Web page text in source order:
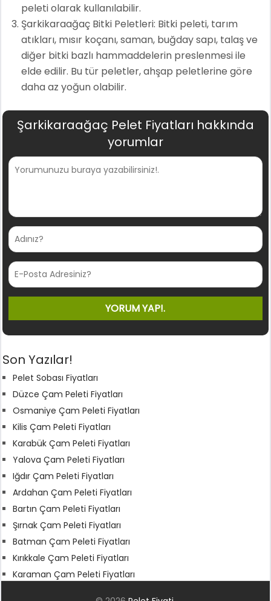
peleti olarak kullanılabilir.
Şarkikaraağaç Bitki Peletleri: Bitki peleti, tarım
atıkları, mısır koçanı, saman, buğday sapı, talaş ve
diğer bitki bazlı hammaddelerin preslenmesi ile
elde edilir. Bu tür peletler, ahşap peletlerine göre
daha az yoğun olabilir.
Şarkikaraağaç Pelet Fiyatları hakkında
yorumlar
Son Yazılar!
Pelet Sobası Fiyatları
Düzce Çam Peleti Fiyatları
Osmaniye Çam Peleti Fiyatları
Kilis Çam Peleti Fiyatları
Karabük Çam Peleti Fiyatları
Yalova Çam Peleti Fiyatları
Iğdır Çam Peleti Fiyatları
Ardahan Çam Peleti Fiyatları
Bartın Çam Peleti Fiyatları
Şırnak Çam Peleti Fiyatları
Batman Çam Peleti Fiyatları
Kırıkkale Çam Peleti Fiyatları
Karaman Çam Peleti Fiyatları